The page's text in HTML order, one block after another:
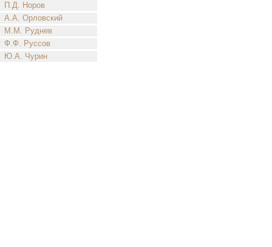
П.Д. Норов
А.А. Орловский
М.М. Руднев
Ф.Ф. Руссов
Ю.А. Чурин